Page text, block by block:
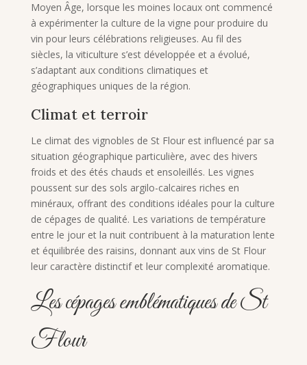
Moyen Âge, lorsque les moines locaux ont commencé
à expérimenter la culture de la vigne pour produire du
vin pour leurs célébrations religieuses. Au fil des
siècles, la viticulture s’est développée et a évolué,
s’adaptant aux conditions climatiques et
géographiques uniques de la région.
Climat et terroir
Le climat des vignobles de St Flour est influencé par sa
situation géographique particulière, avec des hivers
froids et des étés chauds et ensoleillés. Les vignes
poussent sur des sols argilo-calcaires riches en
minéraux, offrant des conditions idéales pour la culture
de cépages de qualité. Les variations de température
entre le jour et la nuit contribuent à la maturation lente
et équilibrée des raisins, donnant aux vins de St Flour
leur caractère distinctif et leur complexité aromatique.
Les cépages emblématiques de St
Flour